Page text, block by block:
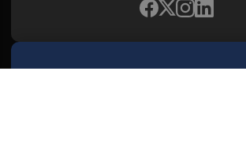
Quienes Somos